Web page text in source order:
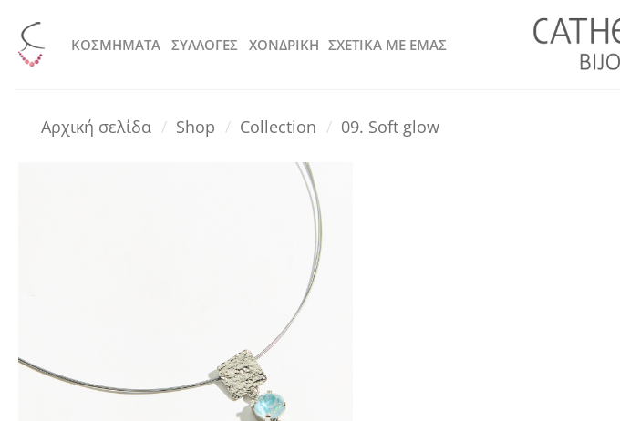
στο
περιεχόμενο
KOΣΜΗΜΑΤΑ ΣΥΛΛΟΓΕΣ ΧΟΝΔΡΙΚΗ ΣΧΕΤΙΚΑ ΜΕ ΕΜΑΣ
Αρχική σελίδα / Shop / Collection / 09. Soft glow